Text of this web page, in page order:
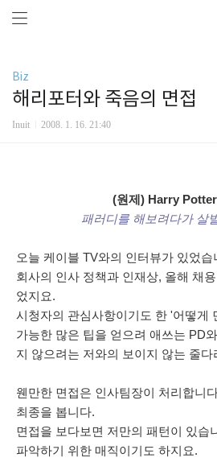
Biz
해리포터와 죽음의 면접
Inuit 2008. 1. 16. 21:40
(원제) Harry
패러디를 해보려다가 살
오늘 케이블 TV와의 인터뷰가 있었습
회사의 인사 정책과 인재상, 올해 채
었지요.
시청자의 관심사항이기도 한 '어떻게
가능한 많은 팁을 얻으려 애쓰는 PD
지 않으려는 저와의 보이지 않는 줄
웬만한 면접은 인사팀장이 처리합니
최종을 봅니다.
면접을 보다보면 저만의 패턴이 있습
파악하기 위한 매직이기도 하지요.